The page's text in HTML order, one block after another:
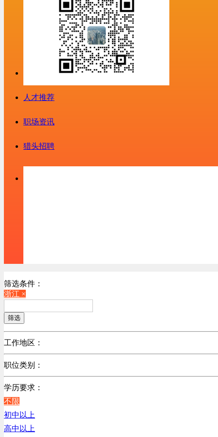
人才推荐
职场资讯
猎头招聘
筛选条件：
浙江 ×
筛选
工作地区：
不限
北京
广东
江苏
陕西
浙江
职位类别：
不限
机械制造/仪器仪表类
计算机硬件类
销售管理类
贸易/物流/仓储/采购类
学历要求：
不限
初中以上
高中以上